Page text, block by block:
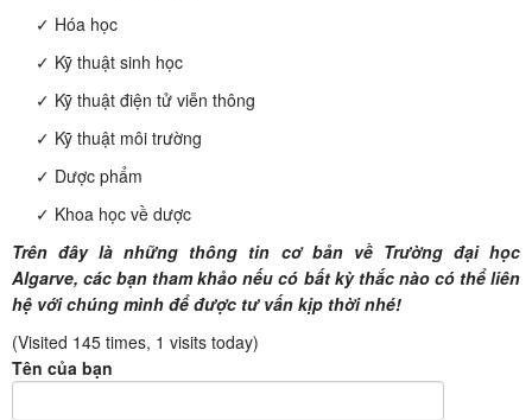
✓ Hóa học
✓ Kỹ thuật sinh học
✓ Kỹ thuật điện tử viễn thông
✓ Kỹ thuật môi trường
✓ Dược phẩm
✓ Khoa học về dược
Trên đây là những thông tin cơ bản về Trường đại học
Algarve, các bạn tham khảo nếu có bất kỳ thắc nào có thể liên
hệ với chúng mình để được tư vấn kịp thời nhé!
(Visited 145 times, 1 visits today)
Tên của bạn